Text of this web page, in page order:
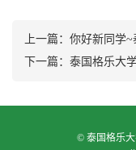
上一篇： 你好新同学~泰
下一篇： 泰国格乐大学中国
© 泰国格乐